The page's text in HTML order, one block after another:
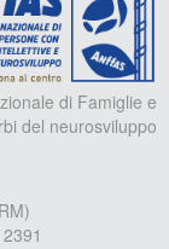
di Famiglie e
del neurosviluppo